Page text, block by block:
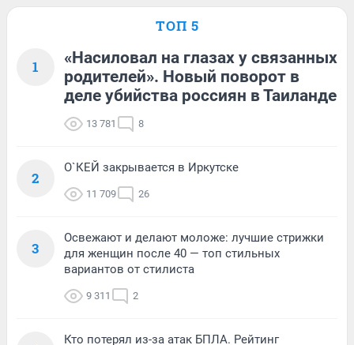
ТОП 5
1
«Насиловал на глазах у связанных
родителей». Новый поворот в
деле убийства россиян в Таиланде
13 781 8
2
О`КЕЙ закрывается в Иркутске
11 709 26
3
Освежают и делают моложе: лучшие стрижки
для женщин после 40 — топ стильных
вариантов от стилиста
9 311 2
Кто потерял из-за атак БПЛА. Рейтинг